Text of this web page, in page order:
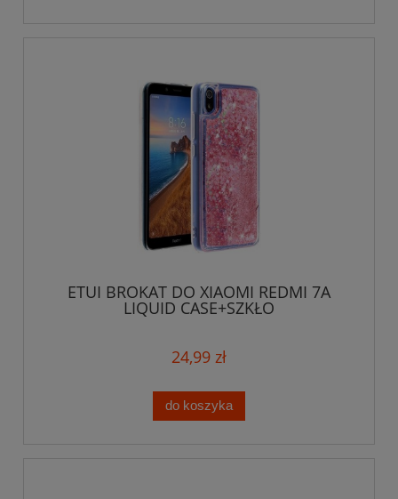
ETUI BROKAT DO XIAOMI REDMI 7A
LIQUID CASE+SZKŁO
24,99 zł
do koszyka